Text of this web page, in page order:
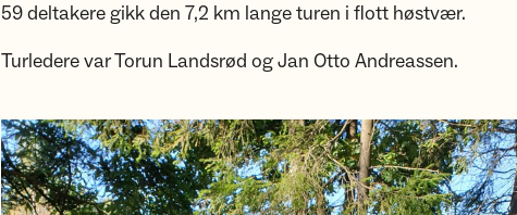
59 deltakere gikk den 7,2 km lange turen i flott høstvær.
Turledere var Torun Landsrød og Jan Otto Andreassen.